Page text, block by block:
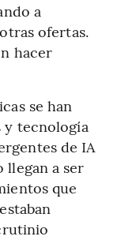
a
ofertas.
hacer
se han
y tecnología
de IA
llegan a ser
que